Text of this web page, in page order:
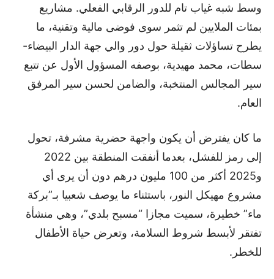
وسط شبه غياب تام للدور الرقابي الفعلي. مشاريع
بمئات الملايين لم تثمر سوى فوضى مالية وتقنية، ما
يطرح تساؤلات ثقيلة حول دور والي جهة الدار البيضاء-
سطات، محمد مهيدية، بوصفه المسؤول الأول عن تتبع
سير المجالس المنتخبة، والضامن لحسن سير المرفق
العام.
ما كان يفترض أن يكون واجهة حضرية مشرفة، تحول
إلى رمز للفشل، بعدما أنفقت المنطقة بين 2022
و2025 أكثر من 100 مليون درهم دون أن يرى أي
مشروع مهيكل النور، باستثناء ما يوصف شعبيا بـ”بركة
ماء” خطيرة، سميت مجازا “مسبح بلدي”، وهي منشأة
تفتقر لأبسط شروط السلامة، وتعرض حياة الأطفال
للخطر.